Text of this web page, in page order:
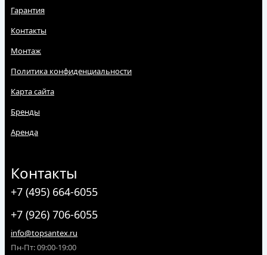
Гарантия
Контакты
Монтаж
Политика конфиденциальности
Карта сайта
Бренды
Аренда
Контакты
+7 (495) 664-6055
+7 (926) 706-6055
info@topsantex.ru
Пн-Пт: 09:00-19:00